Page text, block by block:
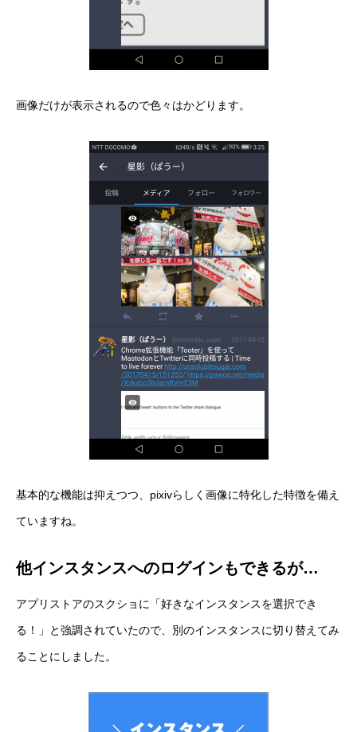
画像だけが表示されるので色々はかどります。
基本的な機能は抑えつつ、pixivらしく画像に特化した特徴を備え
ていますね。
他インスタンスへのログインもできるが…
アプリストアのスクショに「好きなインスタンスを選択でき
る！」と強調されていたので、別のインスタンスに切り替えてみ
ることにしました。